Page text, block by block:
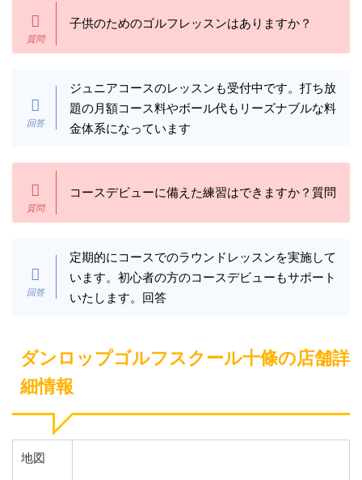
子供のためのゴルフレッスンはありますか？
ジュニアコースのレッスンも受付中です。打ち放
題の月額コース料やボール代もリーズナブルな料
金体系になっています
コースデビューに備えた練習はできますか？質問
定期的にコースでのラウンドレッスンを実施して
います。初心者の方のコースデビューもサポート
いたします。回答
ダンロップゴルフスクール十條の店舗詳
細情報
地図